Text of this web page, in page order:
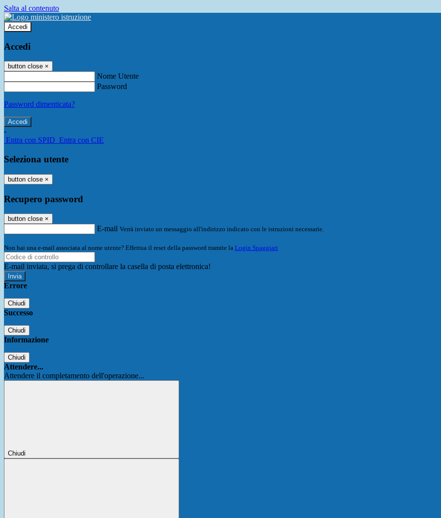
Salta al contenuto
Accedi
Accedi
button close ×
Nome Utente
Password
Password dimenticata?
-
Entra con SPID Entra con CIE
Seleziona utente
button close ×
Recupero password
button close ×
E-mail Verrà inviato un messaggio all'indirizzo indicato con le istruzioni necessarie.
Non hai una e-mail associata al nome utente? Effettua il reset della password tramite la Login Spaggiari
E-mail inviata, si prega di controllare la casella di posta elettronica!
Errore
Chiudi
Successo
Chiudi
Informazione
Chiudi
Attendere...
Attendere il completamento dell'operazione...
Chiudi